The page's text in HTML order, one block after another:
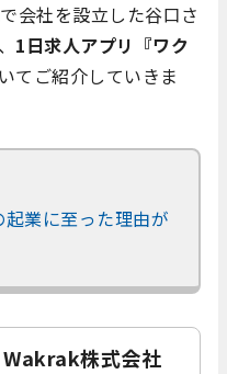
会社を設立した谷口さ
1日求人アプリ『ワク
てご紹介していきま
業に至った理由が
株式会社